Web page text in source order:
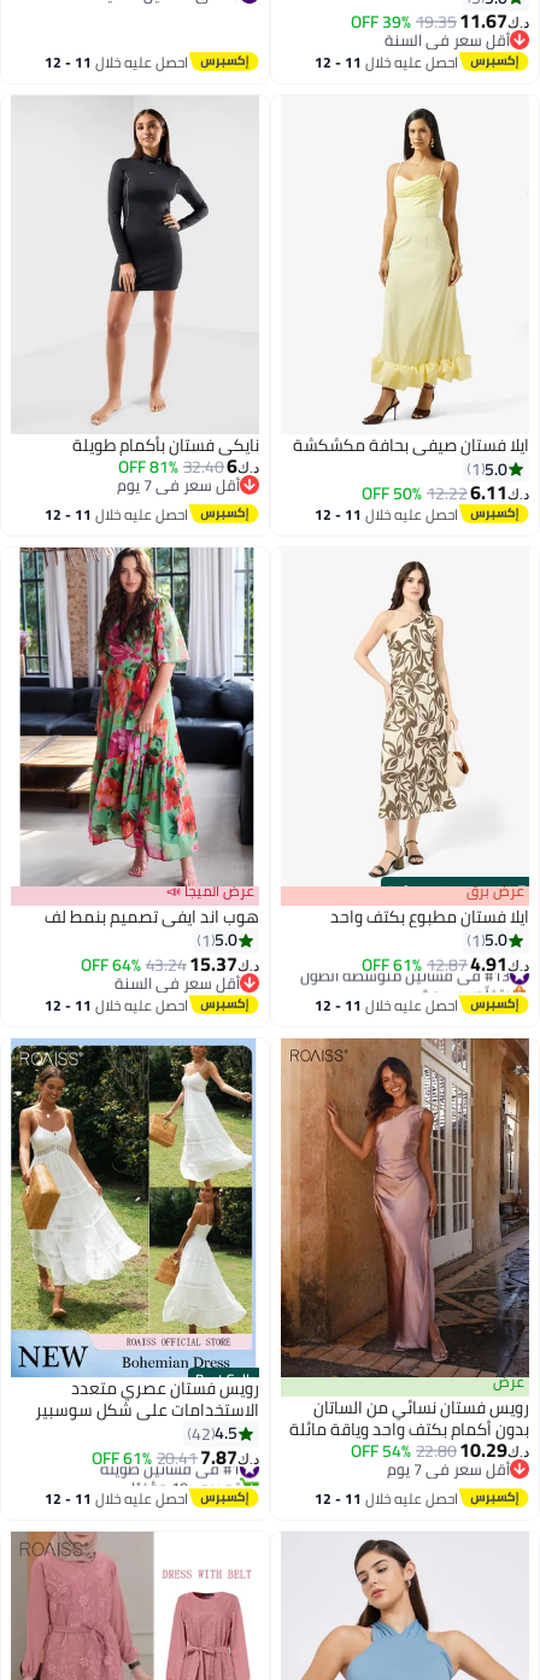
4
د.ك‏11.67
19.35
39% OFF
أقل سعر في السنة
أقل سعر في السنة
احصل عليه خلال 11 - 12 احصل عليه خلال 11 - 12
ايلا فستان صيفي بحافة مكشكشة
5.0
1
د.ك‏6.11
12.22
50% OFF
احصل عليه خلال 11 - 12
نايكي فستان بأكمام طويلة
د.ك‏6
32.40
81% OFF
أقل سعر في 7 يوم
أقل سعر في 7 يوماحصل عليه خلال 11 - 12
00m:00s
·
100% Left عرض برق
ايلا فستان مطبوع بكتف واحد
5.0
1
د.ك‏4.91
12.87
61% OFF #13 في فساتين متوسطة الطول
بتخلّص بسرعة
#13 في فساتين متوسطة الطول احصل عليه خلال 11 - 12
عرض الميجا 📣
هوب اند ايفي تصميم بنمط لف
5.0
1
د.ك‏15.37
43.24
64% OFF
أقل سعر في السنة
أقل سعر في السنة
احصل عليه خلال 11 - 12
عرض
رويس فستان نسائي من الساتان
بدون أكمام بكتف واحد وياقة مائلة
وخصر مجوف بطول الكاحل، فستان
صيفي أنيق بفتحة عالية الساق،
ضيق، وردي
د.ك‏10.29
22.80
54% OFF
أقل سعر في 7 يوم
أقل سعر في 7 يوماحصل عليه خلال 11 - 12
Best Seller
رويس فستان عصري متعدد
الاستخدامات على شكل سوسبير
برقبة V بدون أكمام بلون ثابت
للنساء للتنقل اليومي والعطلات،
بوهيميان بفتحات كبيرة، حمالات
كتف قابلة للتعديل، فستان مرتفع
الخصر، الأبيض
4.5
42
د.ك‏7.87
20.41
61% OFF #1 في فساتين طويلة
تم بيع +10 مؤخرًا
#1 في فساتين طويلة احصل عليه خلال 11 - 12